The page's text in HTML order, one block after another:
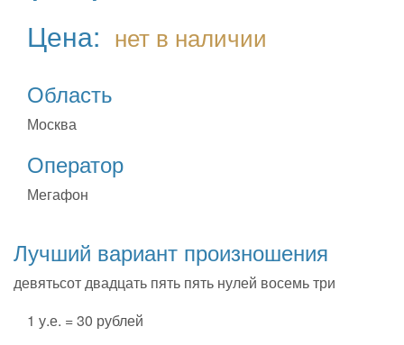
Цена: нет в наличии
Область
Москва
Оператор
Мегафон
Лучший вариант произношения
девятьсот двадцать пять пять нулей восемь три
1 у.е. = 30 рублей